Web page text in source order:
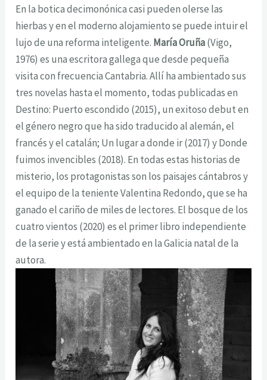
En la botica decimonónica casi pueden olerse las
hierbas y en el moderno alojamiento se puede intuir el
lujo de una reforma inteligente. María Oruña(Vigo,
1976) es una escritora gallega que desde pequeña
visita con frecuencia Cantabria. Allí ha ambientado sus
tres novelas hasta el momento, todas publicadas en
Destino: Puerto escondido (2015), un exitoso debut en
el género negro que ha sido traducido al alemán, el
francés y el catalán; Un lugar a donde ir (2017) y Donde
fuimos invencibles (2018). En todas estas historias de
misterio, los protagonistas son los paisajes cántabros y
el equipo de la teniente Valentina Redondo, que se ha
ganado el cariño de miles de lectores. El bosque de los
cuatro vientos (2020) es el primer libro independiente
de la serie y está ambientado en la Galicia natal de la
autora.